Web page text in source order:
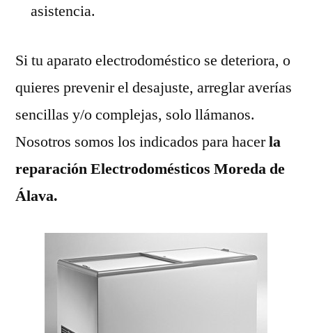
asistencia.
Si tu aparato electrodoméstico se deteriora, o
quieres prevenir el desajuste, arreglar averías
sencillas y/o complejas, solo llámanos.
Nosotros somos los indicados para hacerla
reparación Electrodomésticos Moreda de
Álava.